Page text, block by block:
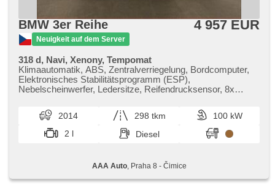
BMW 3er Reihe
Neuigkeit auf dem Server
4 957 EUR
318 d, Navi, Xenony, Tempomat
Klimaautomatik, ABS, Zentralverriegelung, Bordcomputer,
Elektronisches Stabilitätsprogramm (ESP),
Nebelscheinwerfer, Ledersitze, Reifendrucksensor, 8x
2014 298 tkm
100 kW
2 l
Diesel
AAA Auto, Praha 8 - Čimice